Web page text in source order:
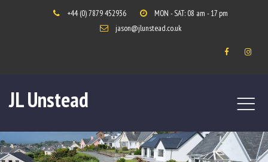
+44 (0) 7879 452936
MON - SAT: 08 am - 17 pm
jason@jlunstead.co.uk
JL Unstead